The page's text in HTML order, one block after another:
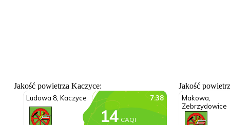
Jakość powietrza Kaczyce: Jakość